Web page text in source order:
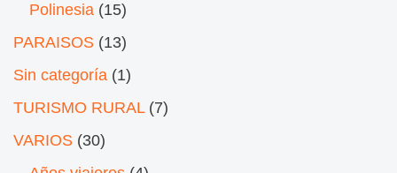
Polinesia (15)
PARAISOS (13)
Sin categoría (1)
TURISMO RURAL(7)
VARIOS (30)